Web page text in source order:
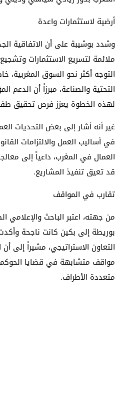
أرضية لاستثمارات واعدة
وشدد بوشيبة على أن الاتفاقية
ملائمة لتسريع الاستثمارات
التوجه أكثر نحو السوق المغربية،
التحتية والصناعة، مبرزاً أن
لهذه الخطوة يعزز فرص تحقيق
غير أنه أشار إلى بعض التحديات
في أساليب العمل والالتزامات
العمال في المغرب، داعياً إلى
قد تعيق تنفيذ المشاريع.
تقارب في المواقف
من جهته، اعتبر الباحث والإعلامي
بوريطة إلى بكين كانت ناجحة
التعاون الاستراتيجي، مشيراً إلى
مواقف متشابهة في قضايا الحوكمة
متعددة الأطراف.